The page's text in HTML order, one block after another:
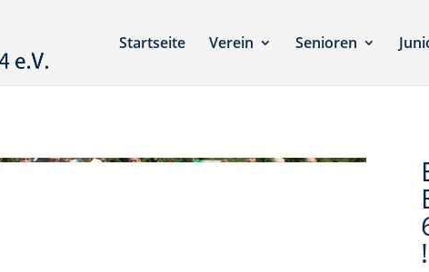
Startseite Verein Senioren
!